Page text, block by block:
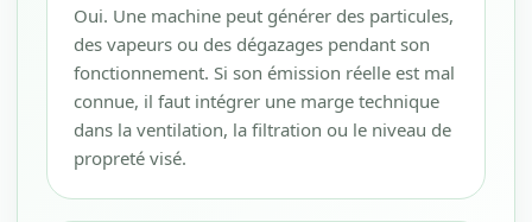
Oui. Une machine peut générer des particules,
des vapeurs ou des dégazages pendant son
fonctionnement. Si son émission réelle est mal
connue, il faut intégrer une marge technique
dans la ventilation, la filtration ou le niveau de
propreté visé.